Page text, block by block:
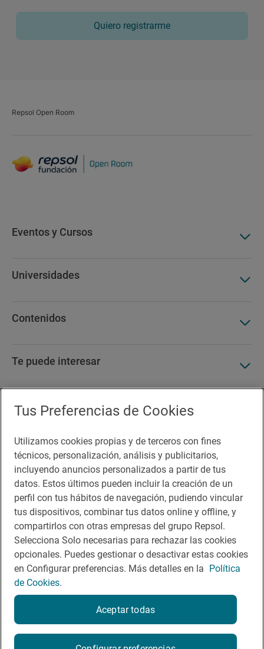
Quiero registrarme
Repsol Open Room
Eventos y Cursos
Universidades
Contenidos
Te puede interesar
Aviso legal
Contacto
Normas participación en RRSS
Política de cookies
Política de privacidad
Tus Preferencias de Cookies
Utilizamos cookies propias y de terceros con fines
técnicos, personalización, análisis y publicitarios,
incluyendo anuncios personalizados a partir de tus
datos. Estos últimos pueden incluir la creación de un
perfil con tus hábitos de navegación, pudiendo vincular
tus dispositivos, combinar tus datos online y offline, y
compartirlos con otras empresas del grupo Repsol.
Selecciona Solo necesarias para rechazar las cookies
opcionales. Puedes gestionar o desactivar estas cookies
en Configurar preferencias. Más detalles en la Política
de Cookies.
Aceptar todas